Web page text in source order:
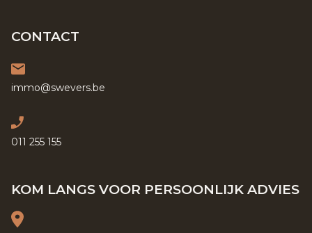
CONTACT
immo@swevers.be
011 255 155
KOM LANGS VOOR PERSOONLIJK ADVIES